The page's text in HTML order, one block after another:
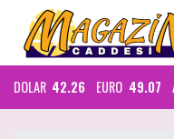
DOLAR 42.26 EURO 49.07